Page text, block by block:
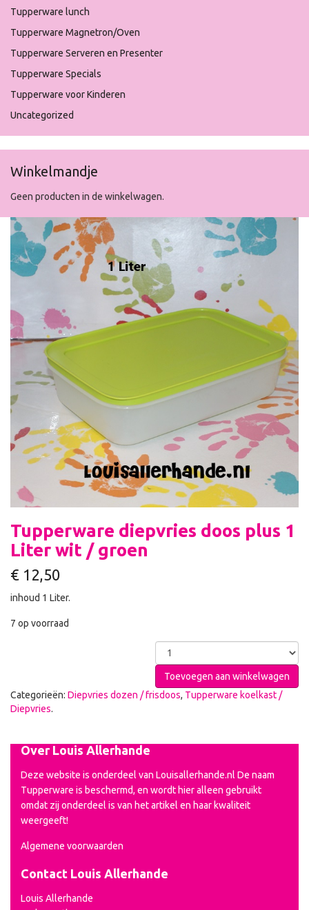
Tupperware lunch
Tupperware Magnetron/Oven
Tupperware Serveren en Presenter
Tupperware Specials
Tupperware voor Kinderen
Uncategorized
Winkelmandje
Geen producten in de winkelwagen.
Tupperware diepvries doos plus 1
Liter wit / groen
€ 12,50
inhoud 1 Liter.
7 op voorraad
Toevoegen aan winkelwagen
Categorieën: Diepvries dozen / frisdoos, Tupperware koelkast /
Diepvries.
Over Louis Allerhande
Deze website is onderdeel van Louisallerhande.nl De naam
Tupperware is beschermd, en wordt hier alleen gebruikt
omdat zij onderdeel is van het artikel en haar kwaliteit
weergeeft!
Algemene voorwaarden
Contact Louis Allerhande
Louis Allerhande